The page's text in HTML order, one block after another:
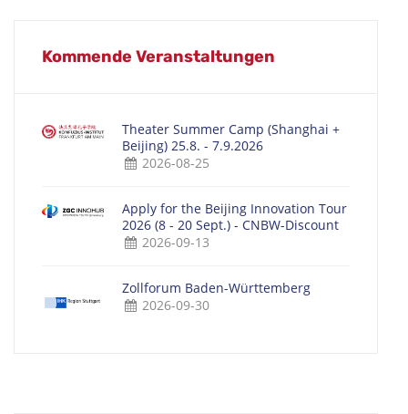
Kommende Veranstaltungen
Theater Summer Camp (Shanghai +
Beijing) 25.8. - 7.9.2026
2026-08-25
Apply for the Beijing Innovation Tour
2026 (8 - 20 Sept.) - CNBW-Discount
2026-09-13
Zollforum Baden-Württemberg
2026-09-30